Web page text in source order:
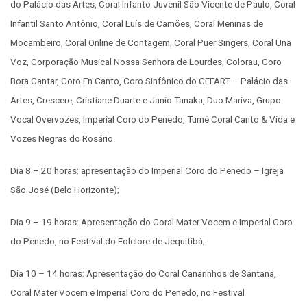
do Palácio das Artes, Coral Infanto Juvenil São Vicente de Paulo, Coral
Infantil Santo Antônio, Coral Luís de Camões, Coral Meninas de
Mocambeiro, Coral Online de Contagem, Coral Puer Singers, Coral Una
Voz, Corporação Musical Nossa Senhora de Lourdes, Colorau, Coro
Bora Cantar, Coro En Canto, Coro Sinfônico do CEFART – Palácio das
Artes, Crescere, Cristiane Duarte e Janio Tanaka, Duo Mariva, Grupo
Vocal Overvozes, Imperial Coro do Penedo, Turnê Coral Canto & Vida e
Vozes Negras do Rosário.
Dia 8 – 20 horas: apresentação do Imperial Coro do Penedo – Igreja
São José (Belo Horizonte);
Dia 9 – 19 horas: Apresentação do Coral Mater Vocem e Imperial Coro
do Penedo, no Festival do Folclore de Jequitibá;
Dia 10 – 14 horas: Apresentação do Coral Canarinhos de Santana,
Coral Mater Vocem e Imperial Coro do Penedo, no Festival